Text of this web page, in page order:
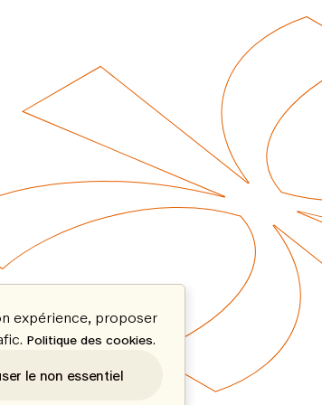
expérience, proposer
Politique des cookies.
le non essentiel